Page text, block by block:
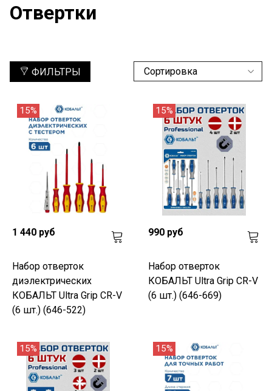
Отвертки
ФИЛЬТРЫ
15%
1 440 руб
Набор отверток
диэлектрических
КОБАЛЬТ Ultra Grip CR-V
(6 шт.) (646-522)
15%
990 руб
Набор отверток
КОБАЛЬТ Ultra Grip CR-V
(6 шт.) (646-669)
15% 15%